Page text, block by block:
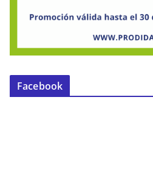
Facebook